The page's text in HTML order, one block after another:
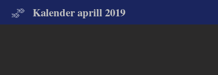
Kalender aprill 2019